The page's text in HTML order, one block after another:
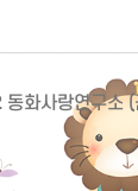
화사랑연구소 (